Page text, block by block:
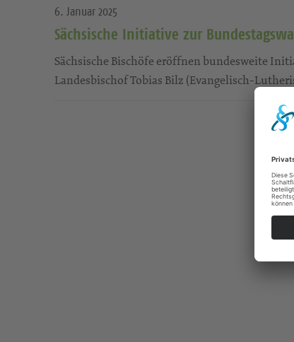
6. Januar 2025
Sächsische Initiative zur
Sächsische Bischöfe eröffnen bundesweite
Landesbischof Tobias Bilz (Evangelisch-